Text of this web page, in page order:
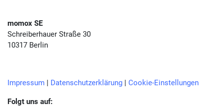
momox SE
Schreiberhauer Straße 30
10317 Berlin
Impressum | Datenschutzerklärung | Cookie-Einstellungen
Folgt uns auf: